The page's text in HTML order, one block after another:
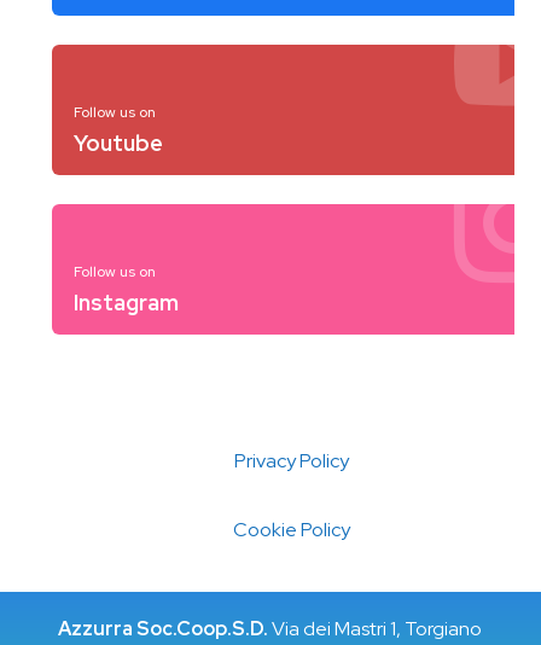
Follow us on
Youtube
Follow us on
Instagram
Privacy Policy
Cookie Policy
Azzurra Soc.Coop.S.D.Via dei Mastri 1, Torgiano